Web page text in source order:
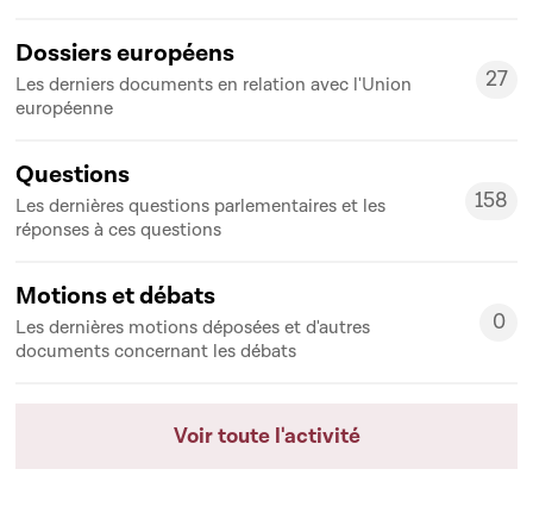
Dossiers européens
Les derniers documents en relation avec l'Union
européenne
27
27
Questions
Les dernières questions parlementaires et les
réponses à ces questions
158
158
Motions et débats
Les dernières motions déposées et d'autres
documents concernant les débats
0
0
Voir toute l'activité